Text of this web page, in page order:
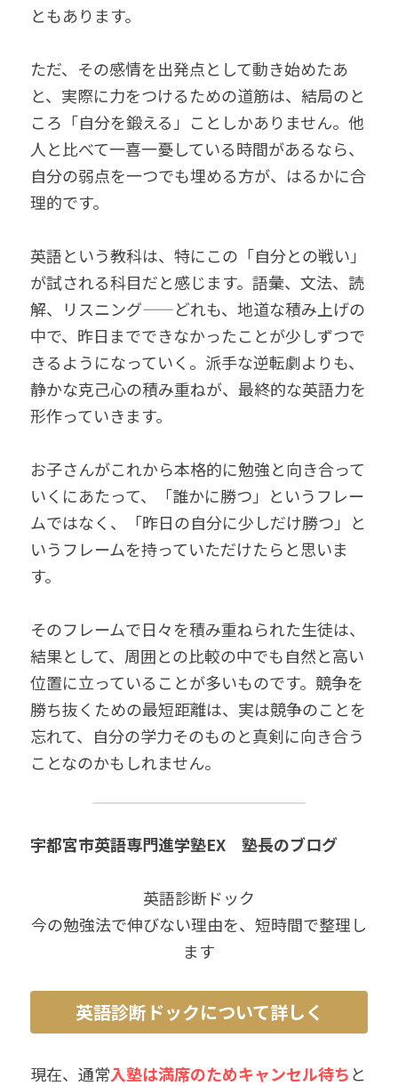
ともあります。
ただ、その感情を出発点として動き始めたあ
と、実際に力をつけるための道筋は、結局のと
ころ「自分を鍛える」ことしかありません。他
人と比べて一喜一憂している時間があるなら、
自分の弱点を一つでも埋める方が、はるかに合
理的です。
英語という教科は、特にこの「自分との戦い」
が試される科目だと感じます。語彙、文法、読
解、リスニング——どれも、地道な積み上げの
中で、昨日までできなかったことが少しずつで
きるようになっていく。派手な逆転劇よりも、
静かな克己心の積み重ねが、最終的な英語力を
形作っていきます。
お子さんがこれから本格的に勉強と向き合って
いくにあたって、「誰かに勝つ」というフレー
ムではなく、「昨日の自分に少しだけ勝つ」と
いうフレームを持っていただけたらと思いま
す。
そのフレームで日々を積み重ねられた生徒は、
結果として、周囲との比較の中でも自然と高い
位置に立っていることが多いものです。競争を
勝ち抜くための最短距離は、実は競争のことを
忘れて、自分の学力そのものと真剣に向き合う
ことなのかもしれません。
宇都宮市英語専門進学塾EX　塾長のブログ
英語診断ドック
今の勉強法で伸びない理由を、短時間で整理し
ます
英語診断ドックについて詳しく
現在、通常入塾は満席のためキャンセル待ちと